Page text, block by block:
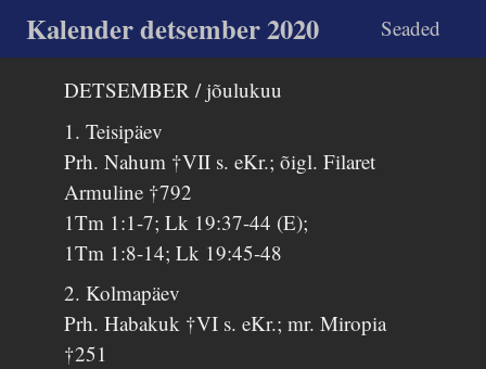
Kalender detsember 2020 Seaded
DETSEMBER / jõulukuu
1. Teisipäev
Prh. Nahum †VII s. eKr.; õigl. Filaret
Armuline †792
1Tm 1:1-7; Lk 19:37-44 (E);
1Tm 1:8-14; Lk 19:45-48
2. Kolmapäev
Prh. Habakuk †VI s. eKr.; mr. Miropia
†251